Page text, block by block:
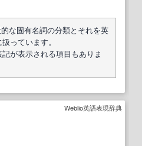
な固有名詞の分類とそれを英
っています。
が表示される項目もありま
Weblio英語表現辞典